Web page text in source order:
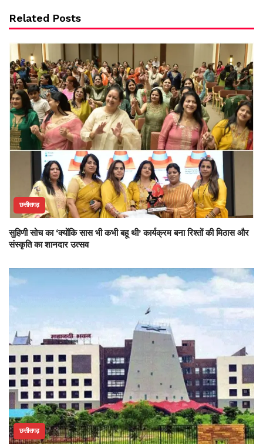
Related Posts
छत्तीसगढ़
सुहिणी सोच का ‘क्योंकि सास भी कभी बहू थी’ कार्यक्रम बना रिश्तों की मिठास और
संस्कृति का शानदार उत्सव
छत्तीसगढ़